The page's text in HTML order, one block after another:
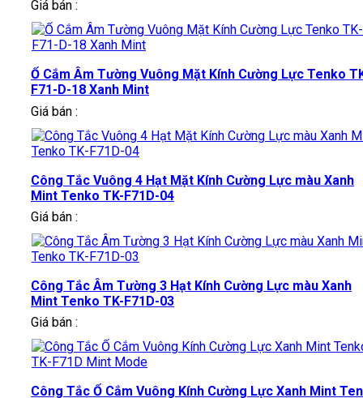
Giá bán :
Ổ Cắm Âm Tường Vuông Mặt Kính Cường Lực Tenko
F71-D-18 Xanh Mint
Giá bán :
Công Tắc Vuông 4 Hạt Mặt Kính Cường Lực màu Xanh
Mint Tenko TK-F71D-04
Giá bán :
Công Tắc Âm Tường 3 Hạt Kính Cường Lực màu Xanh
Mint Tenko TK-F71D-03
Giá bán :
Công Tắc Ổ Cắm Vuông Kính Cường Lực Xanh Mint